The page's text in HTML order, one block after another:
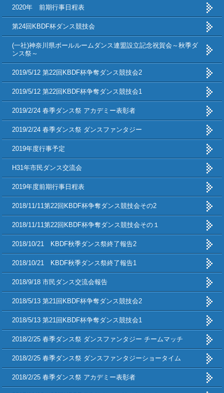
2020年 前期行事日程表
第24回KBDF杯ダンス競技会
(一社)神奈川県ボールルームダンス連盟設立記念祝賀会～秋季ダ
ンス祭～
2019/5/12 第22回KBDF杯争奪ダンス競技会2
2019/5/12 第22回KBDF杯争奪ダンス競技会1
2019/2/24 春季ダンス祭 アカデミー表彰者
2019/2/24 春季ダンス祭 ダンスファンタジー
2019年度行事予定
H31年市民ダンス交流会
2019年度前期行事日程表
2018/11/11第22回KBDF杯争奪ダンス競技会その2
2018/11/11第22回KBDF杯争奪ダンス競技会その１
2018/10/21 KBDF秋季ダンス祭終了報告2
2018/10/21 KBDF秋季ダンス祭終了報告1
2018/9/18 市民ダンス交流会報告
2018/5/13 第21回KBDF杯争奪ダンス競技会2
2018/5/13 第21回KBDF杯争奪ダンス競技会1
2018/2/25 春季ダンス祭 ダンスファンタジー チームマッチ
2018/2/25 春季ダンス祭 ダンスファンタジーショータイム
2018/2/25 春季ダンス祭 アカデミー表彰者